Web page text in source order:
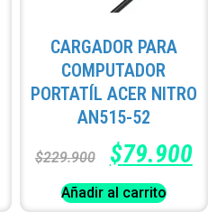
CARGADOR PARA
COMPUTADOR
PORTATÍL ACER NITRO
AN515-52
$229.900 $79.900
Añadir al carrito